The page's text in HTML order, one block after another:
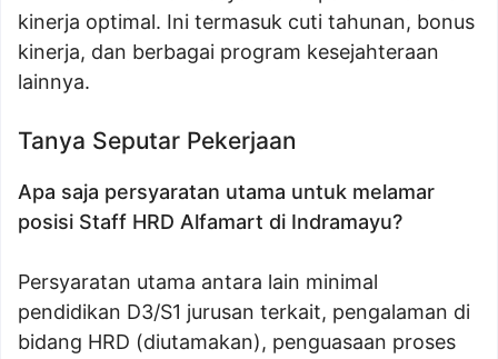
kinerja optimal. Ini termasuk cuti tahunan, bonus
kinerja, dan berbagai program kesejahteraan
lainnya.
Tanya Seputar Pekerjaan
Apa saja persyaratan utama untuk melamar
posisi Staff HRD Alfamart di Indramayu?
Persyaratan utama antara lain minimal
pendidikan D3/S1 jurusan terkait, pengalaman di
bidang HRD (diutamakan), penguasaan proses